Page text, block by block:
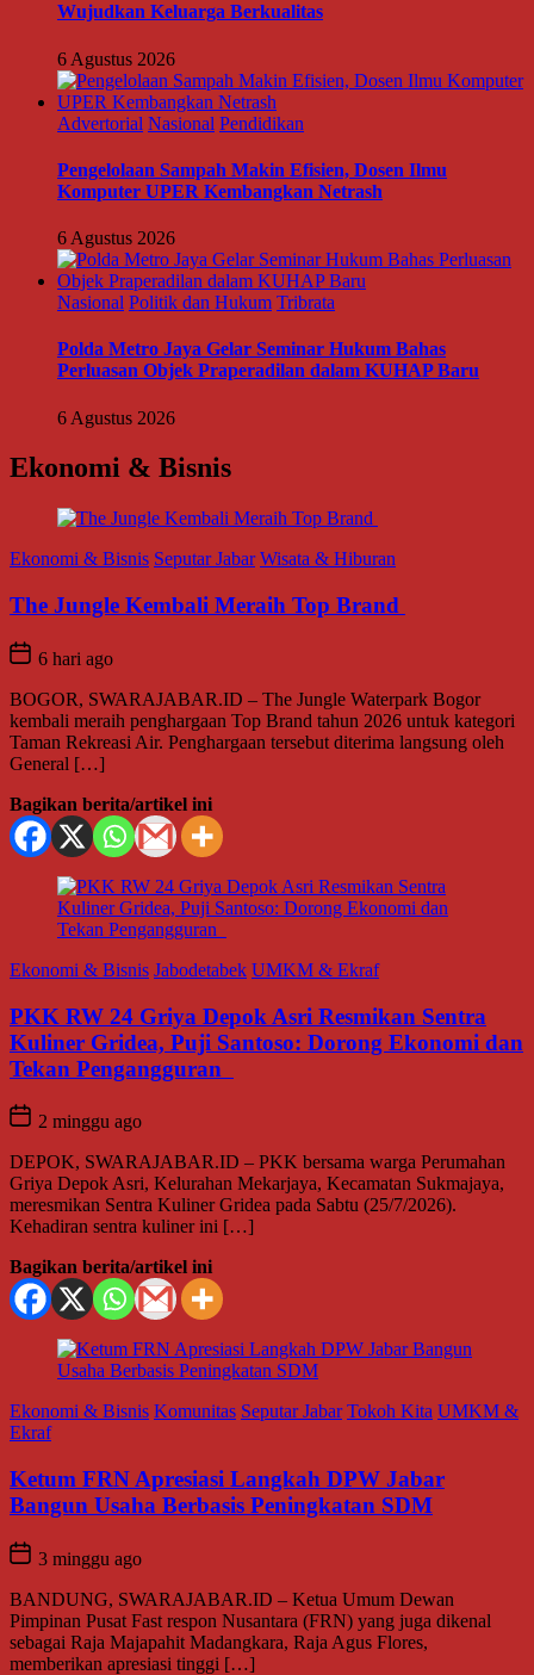
Wujudkan Keluarga Berkualitas
6 Agustus 2026
Advertorial Nasional Pendidikan
Pengelolaan Sampah Makin Efisien, Dosen Ilmu
Komputer UPER Kembangkan Netrash
6 Agustus 2026
Nasional Politik dan Hukum Tribrata
Polda Metro Jaya Gelar Seminar Hukum Bahas
Perluasan Objek Praperadilan dalam KUHAP Baru
6 Agustus 2026
Ekonomi & Bisnis
Ekonomi & Bisnis Seputar Jabar Wisata & Hiburan
The Jungle Kembali Meraih Top Brand
6 hari ago
BOGOR, SWARAJABAR.ID – The Jungle Waterpark Bogor
kembali meraih penghargaan Top Brand tahun 2026 untuk kategori
Taman Rekreasi Air. Penghargaan tersebut diterima langsung oleh
General […]
Bagikan berita/artikel ini
Ekonomi & Bisnis Jabodetabek UMKM & Ekraf
PKK RW 24 Griya Depok Asri Resmikan Sentra
Kuliner Gridea, Puji Santoso: Dorong Ekonomi dan
Tekan Pengangguran
2 minggu ago
DEPOK, SWARAJABAR.ID – PKK bersama warga Perumahan
Griya Depok Asri, Kelurahan Mekarjaya, Kecamatan Sukmajaya,
meresmikan Sentra Kuliner Gridea pada Sabtu (25/7/2026).
Kehadiran sentra kuliner ini […]
Bagikan berita/artikel ini
Ekonomi & Bisnis Komunitas Seputar Jabar Tokoh Kita UMKM &
Ekraf
Ketum FRN Apresiasi Langkah DPW Jabar
Bangun Usaha Berbasis Peningkatan SDM
3 minggu ago
BANDUNG, SWARAJABAR.ID – Ketua Umum Dewan
Pimpinan Pusat Fast respon Nusantara (FRN) yang juga dikenal
sebagai Raja Majapahit Madangkara, Raja Agus Flores,
memberikan apresiasi tinggi […]